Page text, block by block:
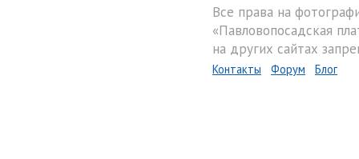
Все права на
«Павловопосадская
на других сайтах
Контакты Форум Блог